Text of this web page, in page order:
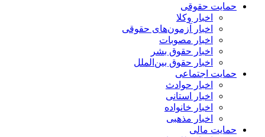
حمایت حقوقی
اخبار وکلا
اخبار آزمون‌های حقوقی
اخبار مصوبات
اخبار حقوق بشر
اخبار حقوق بین‌الملل
حمایت اجتماعی
اخبار حوادث
اخبار استانی
اخبار خانواده
اخبار مذهبی
حمایت مالی